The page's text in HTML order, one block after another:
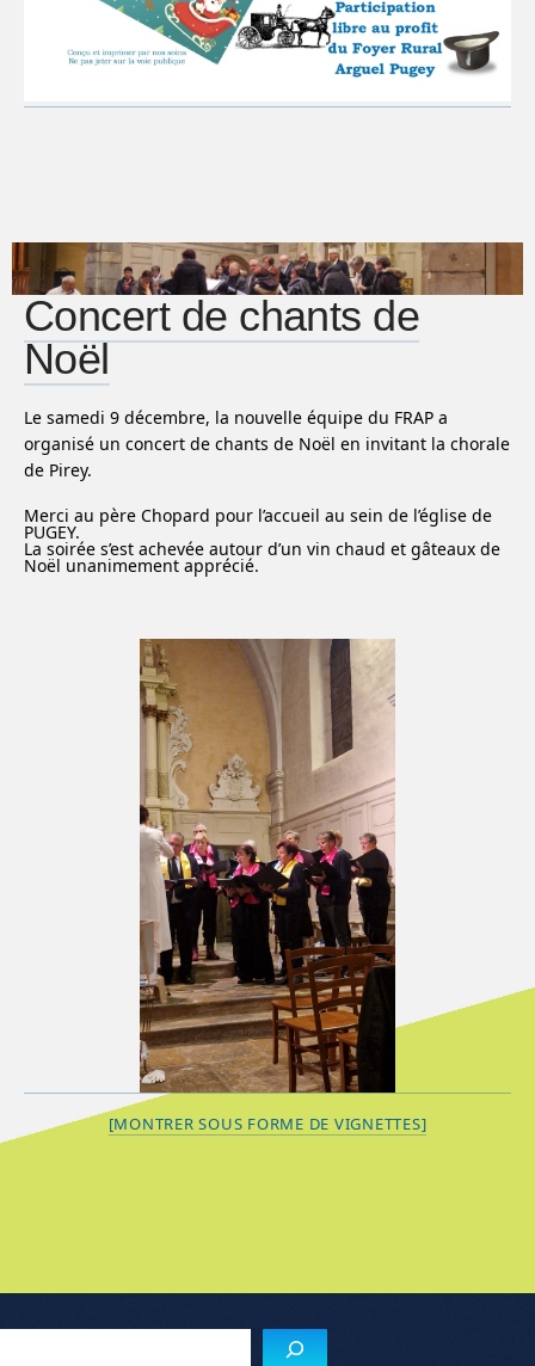
Concert de chants de
Noël
Le samedi 9 décembre, la nouvelle équipe du FRAP a
organisé un concert de chants de Noël en invitant la chorale
de Pirey.
Merci au père Chopard pour l’accueil au sein de l’église de
PUGEY.
La soirée s’est achevée autour d’un vin chaud et gâteaux de
Noël unanimement apprécié.
[MONTRER SOUS FORME DE VIGNETTES]